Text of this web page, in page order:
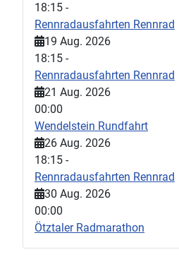
18:15 -
Rennradausfahrten Rennrad
19 Aug. 2026
18:15 -
Rennradausfahrten Rennrad
21 Aug. 2026
00:00
Wendelstein Rundfahrt
26 Aug. 2026
18:15 -
Rennradausfahrten Rennrad
30 Aug. 2026
00:00
Ötztaler Radmarathon